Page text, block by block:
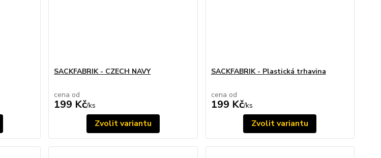
SACKFABRIK - CZECH NAVY
cena od
199 Kč/ks
Zvolit variantu
SACKFABRIK - Plastická trhavina
cena od
199 Kč/ks
Zvolit variantu